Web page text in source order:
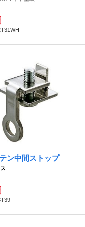
ン中間ストップ